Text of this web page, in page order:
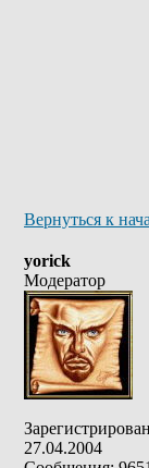
Вернуться к
yorick
Модератор
27.04.2004